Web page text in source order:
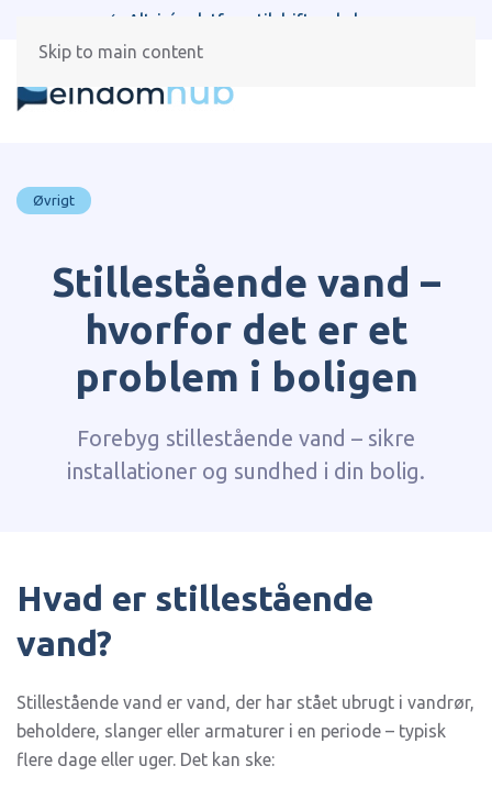
Skip to main content
Alt-i-én platform til drift og beboere
Øvrigt
Stillestående vand –
hvorfor det er et
problem i boligen
Forebyg stillestående vand – sikre
installationer og sundhed i din bolig.
Hvad er stillestående
vand?
Stillestående vand er vand, der har stået ubrugt i vandrør,
beholdere, slanger eller armaturer i en periode – typisk
flere dage eller uger. Det kan ske: